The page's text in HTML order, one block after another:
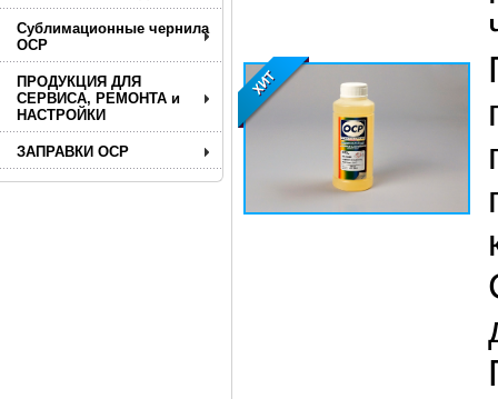
Сублимационные чернила
OCP
ПРОДУКЦИЯ ДЛЯ
СЕРВИСА, РЕМОНТА и
НАСТРОЙКИ
ЗАПРАВКИ OCP